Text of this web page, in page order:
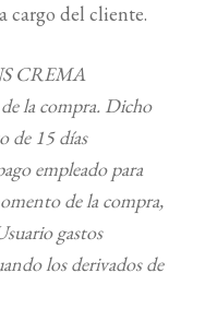
cargo del cliente.
CREMA
la compra. Dicho
de 15 días
empleado para
de la compra,
gastos
los derivados de